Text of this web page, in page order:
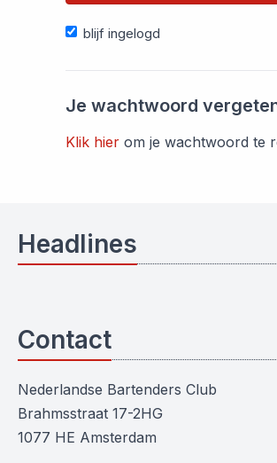
blijf ingelogd
Je wachtwoord
Klik hier om je wachtwoord te
Headlines
Contact
Nederlandse Bartenders Club
Brahmsstraat 17-2HG
1077 HE Amsterdam